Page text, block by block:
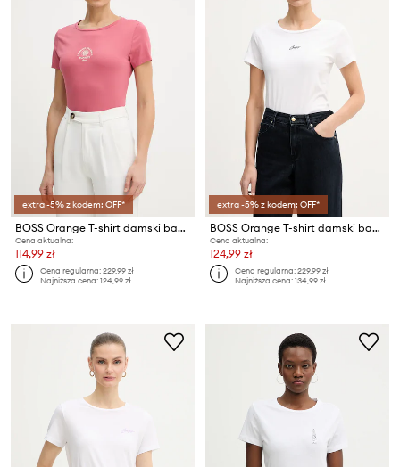
extra -5% z kodem: OFF*
BOSS Orange T-shirt damski bawełniany C Elove 4
Cena aktualna:
114,99 zł
Cena regularna:229,99 zł
Najniższa cena:124,99 zł
extra -5% z kodem: OFF*
BOSS Orange T-shirt damski bawełniany C Elove embro
Cena aktualna:
124,99 zł
Cena regularna:229,99 zł
Najniższa cena:134,99 zł